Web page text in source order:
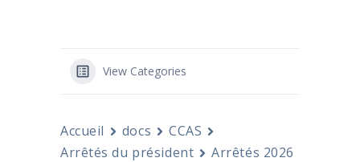
View Categories
Accueil docs
CCAS
Arrêtés du président
Arrêtés 2026